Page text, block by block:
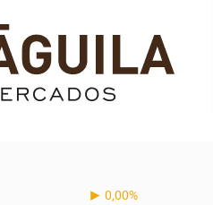
-0,60%